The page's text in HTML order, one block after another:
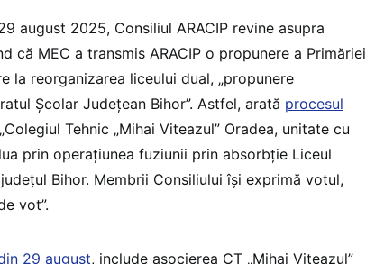
august 2025, Consiliul ARACIP revine asupra
că MEC a transmis ARACIP o propunere a Primăriei
la reorganizarea liceului dual, „propunere
Școlar Județean Bihor”. Astfel, arată procesul
Tehnic „Mihai Viteazul” Oradea, unitate cu
prin operațiunea fuziunii prin absorbție Liceul
Bihor. Membrii Consiliului își exprimă votul,
vot”.
29 august, include asocierea CT „Mihai Viteazul”